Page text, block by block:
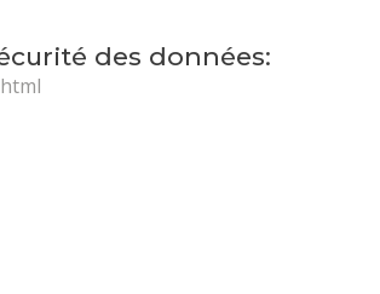
des données: